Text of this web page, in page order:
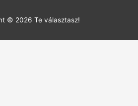
© 2026 Te választasz!